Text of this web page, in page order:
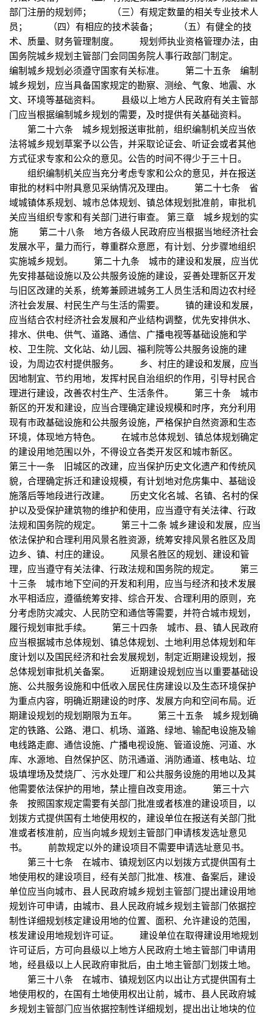
部门注册的规划师； （三）有规定数量的相关专业技术人
员； （四）有相应的技术装备； （五）有健全的技
术、质量、财务管理制度。 规划师执业资格管理办法，由
国务院城乡规划主管部门会同国务院人事行政部门制定。
编制城乡规划必须遵守国家有关标准。 第二十五条 编制
城乡规划，应当具备国家规定的勘察、测绘、气象、地震、水
文、环境等基础资料。 县级以上地方人民政府有关主管部
门应当根据编制城乡规划的需要，及时提供有关基础资料。
第二十六条 城乡规划报送审批前，组织编制机关应当依
法将城乡规划草案予以公告，并采取论证会、听证会或者其他
方式征求专家和公众的意见。公告的时间不得少于三十日。
组织编制机关应当充分考虑专家和公众的意见，并在报送
审批的材料中附具意见采纳情况及理由。 第二十七条 省
域城镇体系规划、城市总体规划、镇总体规划批准前，审批机
关应当组织专家和有关部门进行审查。 第三章 城乡规划的实
施 第二十八条 地方各级人民政府应当根据当地经济社会
发展水平，量力而行，尊重群众意愿，有计划、分步骤地组织
实施城乡规划。 第二十九条 城市的建设和发展，应当优
先安排基础设施以及公共服务设施的建设，妥善处理新区开发
与旧区改建的关系，统筹兼顾进城务工人员生活和周边农村经
济社会发展、村民生产与生活的需要。 镇的建设和发展，
应当结合农村经济社会发展和产业结构调整，优先安排供水、
排水、供电、供气、道路、通信、广播电视等基础设施和学
校、卫生院、文化站、幼儿园、福利院等公共服务设施的建
设，为周边农村提供服务。 乡、村庄的建设和发展，应当
因地制宜、节约用地，发挥村民自治组织的作用，引导村民合
理进行建设，改善农村生产、生活条件。 第三十条 城市
新区的开发和建设，应当合理确定建设规模和时序，充分利用
现有市政基础设施和公共服务设施，严格保护自然资源和生态
环境，体现地方特色。 在城市总体规划、镇总体规划确定
的建设用地范围以外，不得设立各类开发区和城市新区。
第三十一条 旧城区的改建，应当保护历史文化遗产和传统风
貌，合理确定拆迁和建设规模，有计划地对危房集中、基础设
施落后等地段进行改建。 历史文化名城、名镇、名村的保
护以及受保护建筑物的维护和使用，应当遵守有关法律、行政
法规和国务院的规定。 第三十二条 城乡建设和发展，应当
依法保护和合理利用风景名胜资源，统筹安排风景名胜区及周
边乡、镇、村庄的建设。 风景名胜区的规划、建设和管
理，应当遵守有关法律、行政法规和国务院的规定。 第三
十三条 城市地下空间的开发和利用，应当与经济和技术发展
水平相适应，遵循统筹安排、综合开发、合理利用的原则，充
分考虑防灾减灾、人民防空和通信等需要，并符合城市规划，
履行规划审批手续。 第三十四条 城市、县、镇人民政府
应当根据城市总体规划、镇总体规划、土地利用总体规划和年
度计划以及国民经济和社会发展规划，制定近期建设规划，报
总体规划审批机关备案。 近期建设规划应当以重要基础设
施、公共服务设施和中低收入居民住房建设以及生态环境保护
为重点内容，明确近期建设的时序、发展方向和空间布局。近
期建设规划的规划期限为五年。 第三十五条 城乡规划确
定的铁路、公路、港口、机场、道路、绿地、输配电设施及输
电线路走廊、通信设施、广播电视设施、管道设施、河道、水
库、水源地、自然保护区、防汛通道、消防通道、核电站、垃
圾填埋场及焚烧厂、污水处理厂和公共服务设施的用地以及其
他需要依法保护的用地，禁止擅自改变用途。 第三十六
条 按照国家规定需要有关部门批准或者核准的建设项目，以
划拨方式提供国有土地使用权的，建设单位在报送有关部门批
准或者核准前，应当向城乡规划主管部门申请核发选址意见
书。 前款规定以外的建设项目不需要申请选址意见书。
第三十七条 在城市、镇规划区内以划拨方式提供国有土
地使用权的建设项目，经有关部门批准、核准、备案后，建设
单位应当向城市、县人民政府城乡规划主管部门提出建设用地
规划许可申请，由城市、县人民政府城乡规划主管部门依据控
制性详细规划核定建设用地的位置、面积、允许建设的范围，
核发建设用地规划许可证。 建设单位在取得建设用地规划
许可证后，方可向县级以上地方人民政府土地主管部门申请用
地，经县级以上人民政府审批后，由土地主管部门划拨土地。
第三十八条 在城市、镇规划区内以出让方式提供国有土
地使用权的，在国有土地使用权出让前，城市、县人民政府城
乡规划主管部门应当依据控制性详细规划，提出出让地块的位